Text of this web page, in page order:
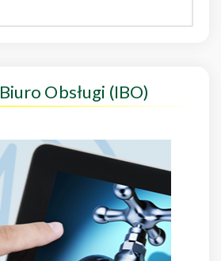
Biuro Obsługi (IBO)